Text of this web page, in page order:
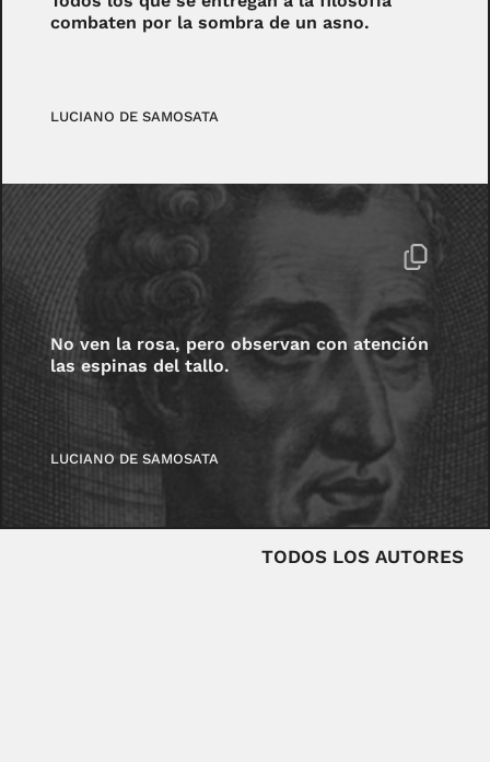
combaten por la sombra de un asno.
LUCIANO DE SAMOSATA
No ven la rosa, pero observan con atención
las espinas del tallo.
LUCIANO DE SAMOSATA
TODOS LOS AUTORES